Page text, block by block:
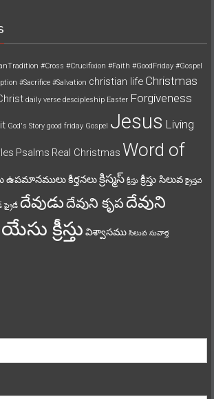
#Cross #Crucifixion #Faith #GoodFriday #Gospel
#Sacrifice #Salvation christian life Christmas
daily verse descipleship Easter Forgiveness
God's Story good friday Gospel Jesus Living
Psalms Real Christmas Word of
ఉపమానములుకీర్తనలుక్రిస్మస్ క్రీస్తు క్రీస్తు సిలువ క్రైస్తవ
ఫ్రైడే దేవుడుదేవుని కృపదేవుని
యేసు క్రీస్తు విశ్వాసము సిలువ సువార్త